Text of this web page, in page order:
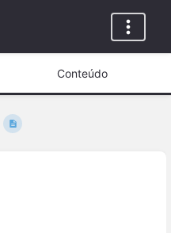
Conteúdo